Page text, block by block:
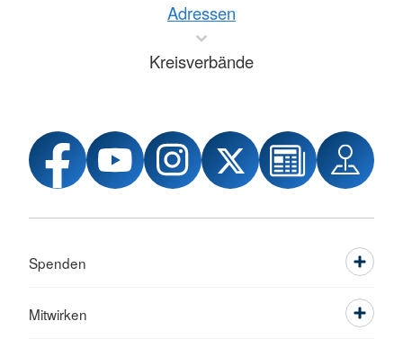
Adressen
Kreisverbände
Spenden
Mitwirken